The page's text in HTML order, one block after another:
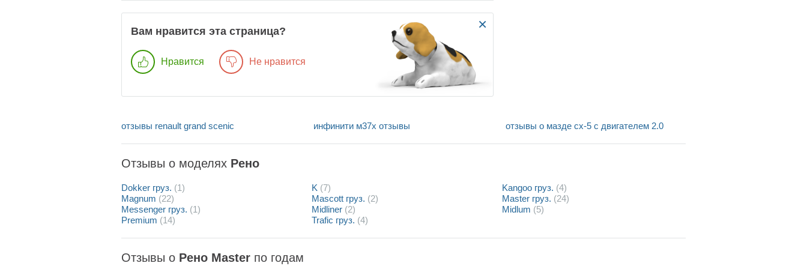
×
Вам нравится эта страница?
Нравится Не нравится
отзывы renault grand scenic инфинити м37х отзывы отзывы о мазде сх-5 с двигателем 2.0
Отзывы о моделях Рено
Dokker груз. (1) K (7) Kangoo груз. (4)
Magnum (22) Mascott груз. (2) Master груз. (24)
Messenger груз. (1) Midliner (2) Midlum (5)
Premium (14) Trafic груз. (4)
Отзывы о Рено Master по годам